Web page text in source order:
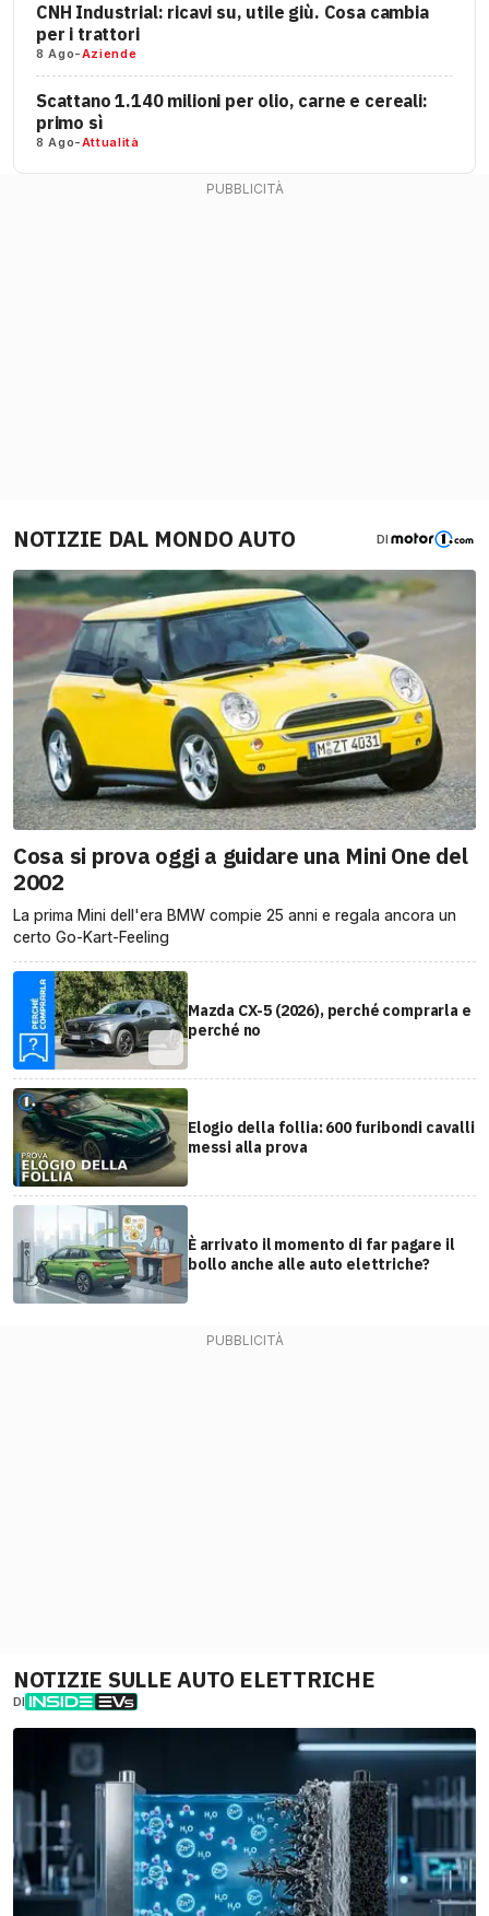
CNH Industrial: ricavi su, utile giù. Cosa cambia
per i trattori
8 Ago-Aziende
Scattano 1.140 milioni per olio, carne e cereali:
primo sì
8 Ago-Attualità
NOTIZIE DAL MONDO AUTO DI
Cosa si prova oggi a guidare una Mini One del
2002
La prima Mini dell'era BMW compie 25 anni e regala ancora un
certo Go-Kart-Feeling
Mazda CX-5 (2026), perché comprarla e
perché no
Elogio della follia: 600 furibondi cavalli
messi alla prova
È arrivato il momento di far pagare il
bollo anche alle auto elettriche?
NOTIZIE SULLE AUTO ELETTRICHE
DI